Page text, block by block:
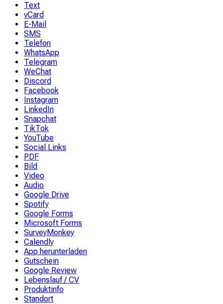
Text
vCard
E-Mail
SMS
Telefon
WhatsApp
Telegram
WeChat
Discord
Facebook
Instagram
LinkedIn
Snapchat
TikTok
YouTube
Social Links
PDF
Bild
Video
Audio
Google Drive
Spotify
Google Forms
Microsoft Forms
SurveyMonkey
Calendly
App herunterladen
Gutschein
Google Review
Lebenslauf / CV
Produktinfo
Standort